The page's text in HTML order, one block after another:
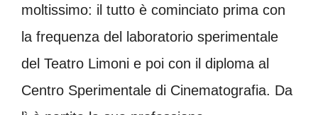
moltissimo: il tutto è cominciato prima con
la frequenza del laboratorio sperimentale
del Teatro Limoni e poi con il diploma al
Centro Sperimentale di Cinematografia. Da